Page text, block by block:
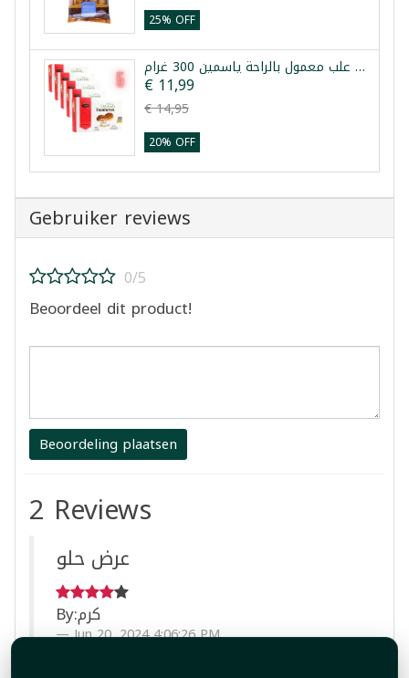
25% OFF
خمس علب معمول بالراحة ياسمين 300 غرام
€ 11,99
€ 14,95
20% OFF
Gebruiker reviews
0/5
Beoordeel dit product!
Beoordeling plaatsen
2 Reviews
عرض حلو
By:كرم
Jun 20, 2024 4:06:26 PM